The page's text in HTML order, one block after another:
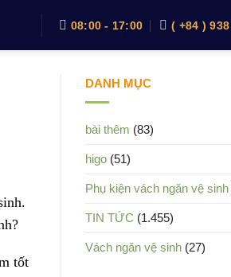
08:00 - 17:00 ( +84 )
tốt
DANH MỤC
bài thêm (83)
higo (51)
Phụ kiện vách ngăn vệ sinh
TIN TỨC (1.455)
Vách ngăn vệ sinh (27)